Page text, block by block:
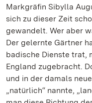
Markgräfin Sibylla
sich zu dieser Zeit
gewandelt. Wer aber
Der gelernte Gärtner
badische Dienste trat,
England zugebracht.
und in der damals
„natürlich“ nannte,